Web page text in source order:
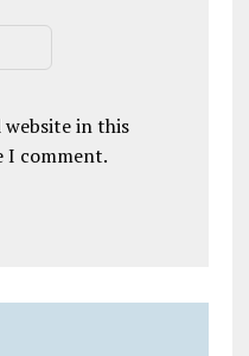
website in this
I comment.